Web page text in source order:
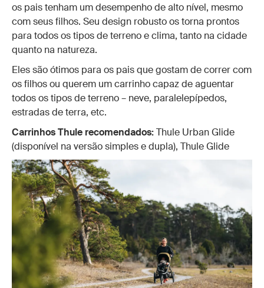
os pais tenham um desempenho de alto nível, mesmo
com seus filhos. Seu design robusto os torna prontos
para todos os tipos de terreno e clima, tanto na cidade
quanto na natureza.
Eles são ótimos para os pais que gostam de correr com
os filhos ou querem um carrinho capaz de aguentar
todos os tipos de terreno – neve, paralelepípedos,
estradas de terra, etc.
Carrinhos Thule recomendados:Thule Urban Glide
(disponível na versão simples e dupla), Thule Glide